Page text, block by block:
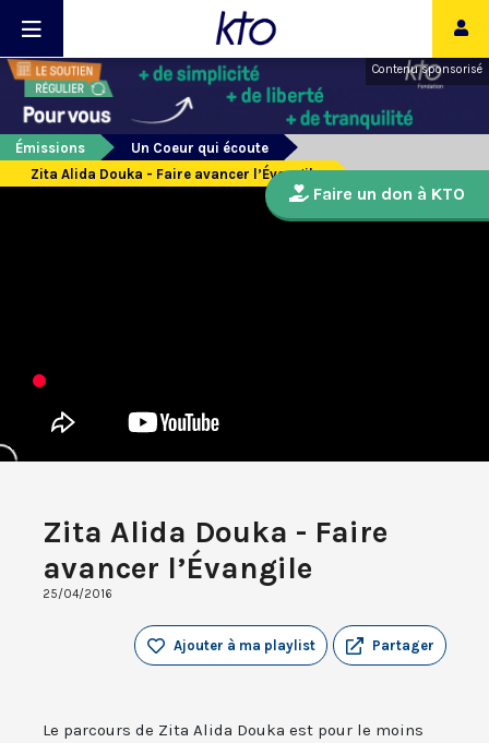
Contenu sponsorisé
Émissions
Un Coeur qui écoute
Zita Alida Douka - Faire avancer l’Évangile
Zita Alida Douka - Faire
avancer l’Évangile
25/04/2016
Partager
Ajouter à ma playlist
Le parcours de Zita Alida Douka est pour le moins
Faire un don à KTO